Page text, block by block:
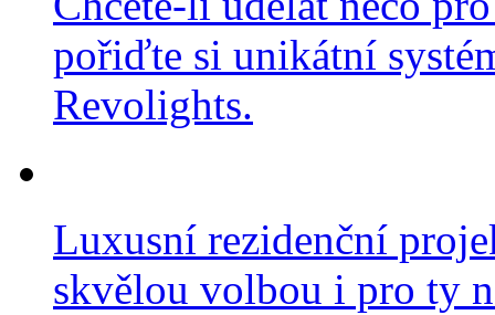
pořiďte si unikátní
Revolights.
Luxusní rezidenční
skvělou volbou i pro ty